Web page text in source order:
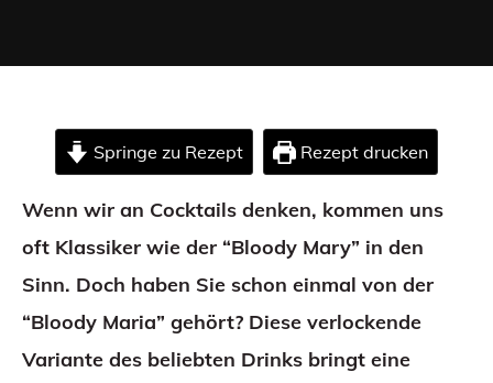
Springe zu Rezept Rezept drucken
Wenn wir an Cocktails denken, kommen uns
oft Klassiker wie der “Bloody Mary” in den
Sinn. Doch haben Sie schon einmal von der
“Bloody Maria” gehört? Diese verlockende
Variante des beliebten Drinks bringt eine